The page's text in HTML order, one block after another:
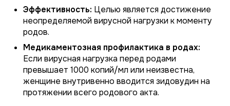
Эффективность: Целью является достижение
неопределяемой вирусной нагрузки к моменту
родов.
Медикаментозная профилактика в родах:
Если вирусная нагрузка перед родами
превышает 1000 копий/мл или неизвестна,
женщине внутривенно вводится зидовудин на
протяжении всего родового акта.